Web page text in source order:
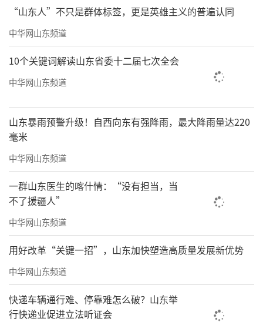
“山东人”不只是群体标签，更是英雄主义的普遍认同
中华网山东频道
10个关键词解读山东省委十二届七次全会
中华网山东频道
山东暴雨预警升级！自西向东有强降雨，最大降雨量达220
毫米
中华网山东频道
一群山东医生的喀什情：“没有担当，当
不了援疆人”
中华网山东频道
用好改革“关键一招”，山东加快塑造高质量发展新优势
中华网山东频道
快递车辆通行难、停靠难怎么破？山东举
行快递业促进立法听证会